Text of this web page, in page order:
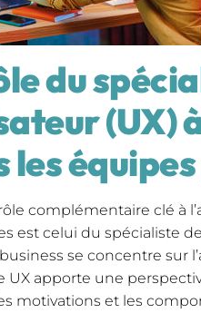
du
(UX)
les
complémentaire clé à
est celui du spécialiste
business se concentre sur
UX apporte une
motivations et les